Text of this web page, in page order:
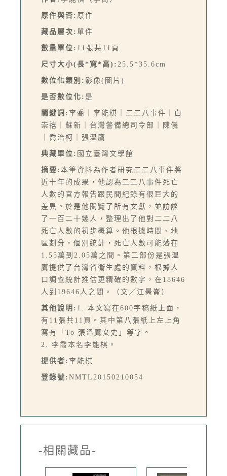
原件與否: 原件
藏品層次: 單件
數量單位: 11張共11頁
尺寸大小(長*寬*高): 25.5*35.6cm
數位化類別: 影像(圖片)
是否數位化: 是
關鍵詞: 李喬｜李能棋｜二二八事件｜白
崇禧｜蘇新｜台灣警備總司令部｜陳儀
｜喬治柯｜張溫鷹
典藏單位: 國立臺灣文學館
摘要: 本筆資料為作者研究二二八事件將
近十年的成果，他認為二二八事件死亡
人數的官方報告跟民間紀錄有很巨大的
差異。於是他閱覽了所有文獻，並訪談
了一百二十幾人，整理出了他對二二八
死亡人數的初步概算。他根據時間、地
區劃分，個別統計，死亡人數可能落在
1.55萬到2.05萬之間。第二部份是張溫
鷹提供了台灣省衛生處的資料，根據人
口調查統計推估更精確的數字，在18646
人到19646人之間。（文╱江昺崙）
其他說明: 1. 本文寫在600字稿紙上面，
有11張共11頁。其中第八張紙上左上角
寫有「To 張溫鷹女史」等字。
2. 李喬本名李能棋。
提供者: 李能棋
登錄號: NMTL20150210054
-相關藏品-